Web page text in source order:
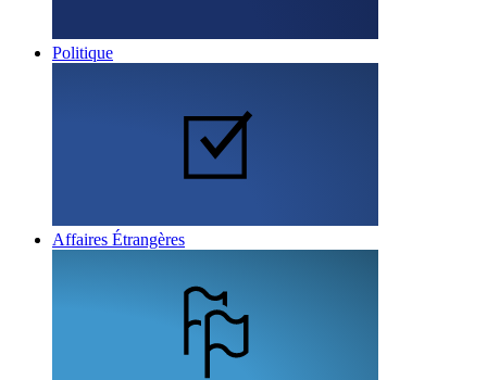
Politique
Affaires Étrangères